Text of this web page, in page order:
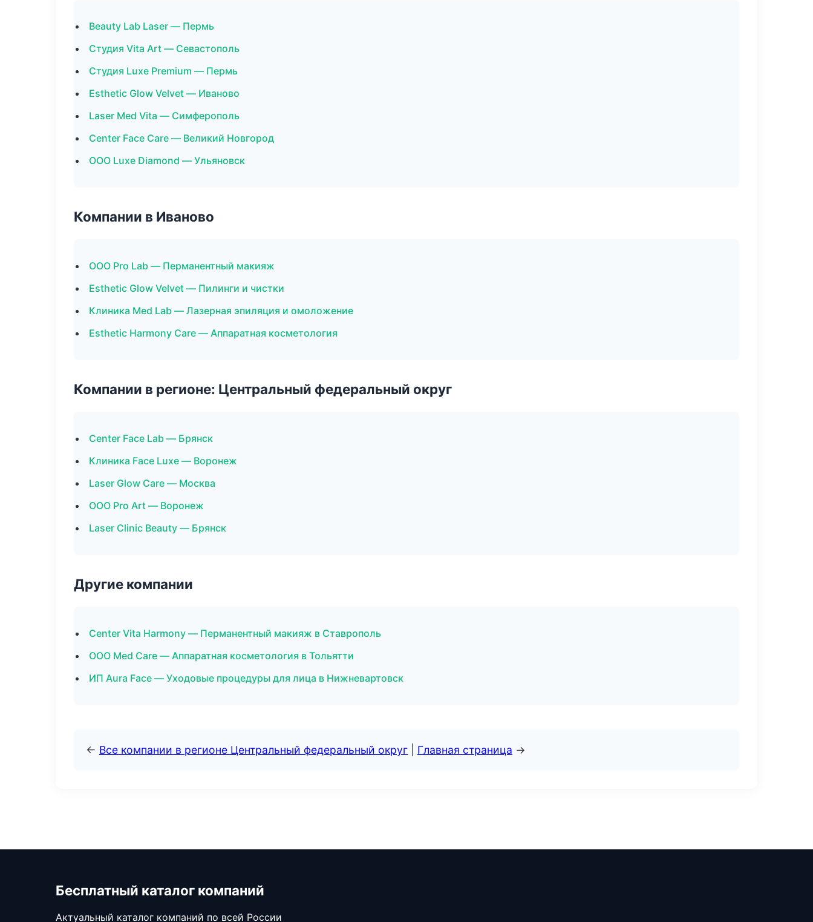
Beauty Lab Laser — Пермь
Студия Vita Art — Севастополь
Студия Luxe Premium — Пермь
Esthetic Glow Velvet — Иваново
Laser Med Vita — Симферополь
Center Face Care — Великий Новгород
ООО Luxe Diamond — Ульяновск
Компании в Иваново
ООО Pro Lab — Перманентный макияж
Esthetic Glow Velvet — Пилинги и чистки
Клиника Med Lab — Лазерная эпиляция и омоложение
Esthetic Harmony Care — Аппаратная косметология
Компании в регионе: Центральный федеральный округ
Center Face Lab — Брянск
Клиника Face Luxe — Воронеж
Laser Glow Care — Москва
ООО Pro Art — Воронеж
Laser Clinic Beauty — Брянск
Другие компании
Center Vita Harmony — Перманентный макияж в Ставрополь
ООО Med Care — Аппаратная косметология в Тольятти
ИП Aura Face — Уходовые процедуры для лица в Нижневартовск
← Все компании в регионе Центральный федеральный округ Главная страница →
Бесплатный каталог компаний
Актуальный каталог компаний по всей России